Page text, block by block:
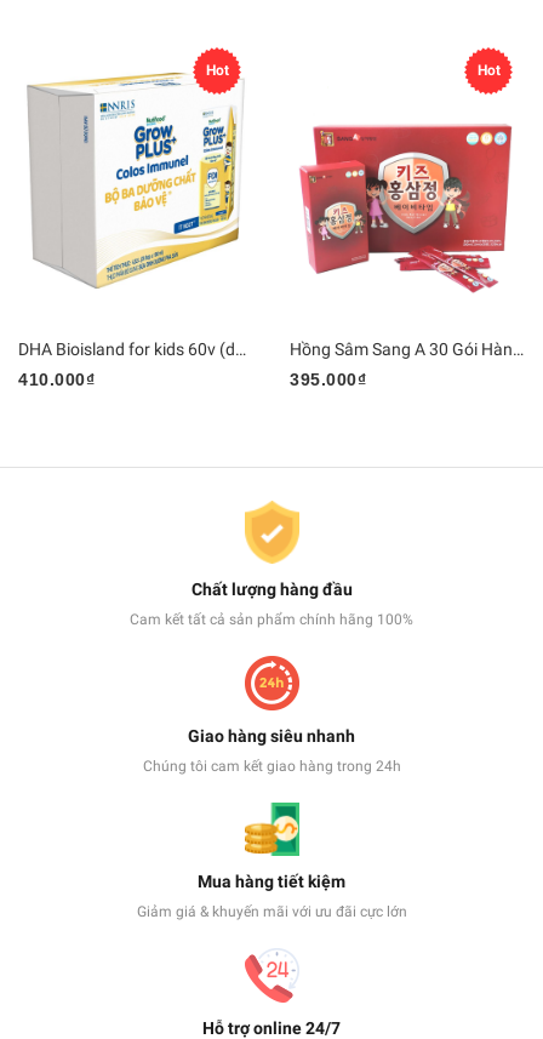
Hot
DHA Bioisland for kids 60v (date 07/05/2027)
410.000₫
Hot
Hồng Sâm Sang A 30 Gói Hàn Quốc
395.000₫
Chất lượng hàng đầu
Cam kết tất cả sản phẩm chính hãng 100%
Giao hàng siêu nhanh
Chúng tôi cam kết giao hàng trong 24h
Mua hàng tiết kiệm
Giảm giá & khuyến mãi với ưu đãi cực lớn
Hỗ trợ online 24/7